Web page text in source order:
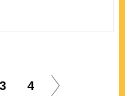
3 4